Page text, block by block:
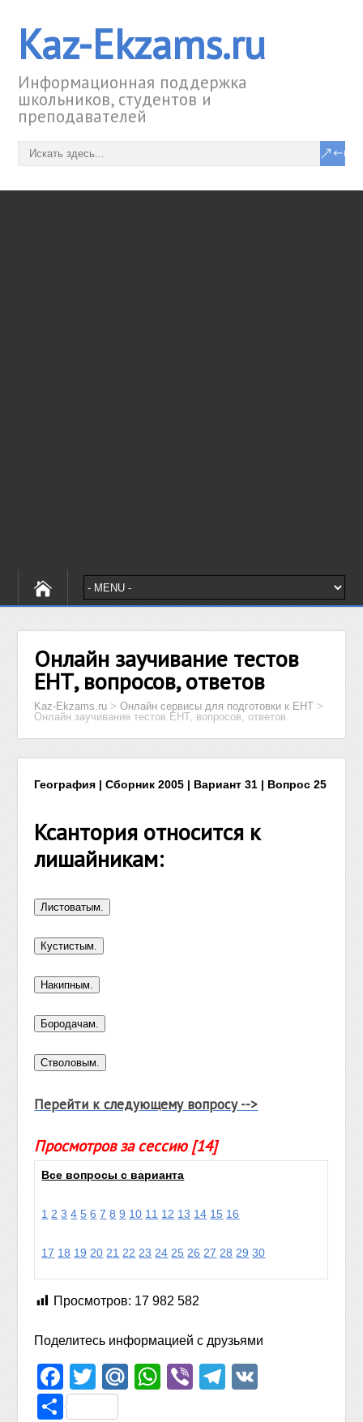
Kaz-Ekzams.ru
Информационная поддержка
школьников, студентов и
преподавателей
Онлайн заучивание тестов
ЕНТ, вопросов, ответов
Kaz-Ekzams.ru >Онлайн сервисы для подготовки к ЕНТ >
Онлайн заучивание тестов ЕНТ, вопросов, ответов
География | Сборник 2005 | Вариант 31 | Вопрос 25
Ксантория относится к
лишайникам:
Перейти к следующему вопросу -->
Просмотров за сессию [14]
Все вопросы с варианта
1 2 3 4 5 6 7 8 9 10 11 12 13 14 15 16
17 18 19 20 21 22 23 24 25 26 27 28 29 30
Просмотров: 17 982 582
Поделитесь информацией с друзьями
Facebook
TwitterMail.Ru
WhatsApp
ViberTelegram
Отправить